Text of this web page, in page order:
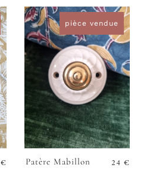
€
pièce vendue
Patère Mabillon 24 €